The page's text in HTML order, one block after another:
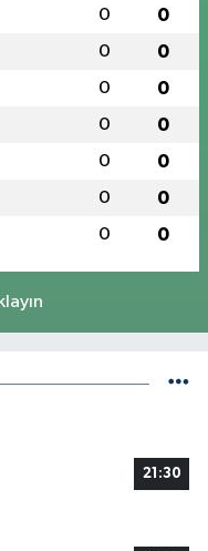
0 0
0 0
0 0
0 0
0 0
0 0
0 0
21:30